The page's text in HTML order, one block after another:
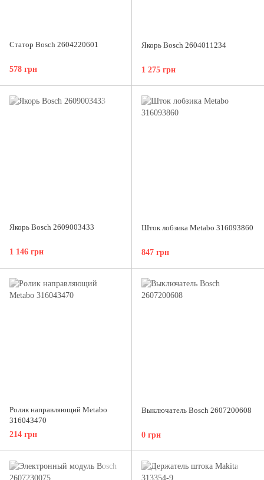
Статор Bosch 2604220601
578 грн
Якорь Bosch 2604011234
1 275 грн
Якорь Bosch 2609003433
1 146 грн
Шток лобзика Metabo 316093860
847 грн
Ролик направляющий Metabo
316043470
214 грн
Выключатель Bosch 2607200608
0 грн